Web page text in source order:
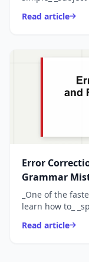
clauses...
Read article
Error
Grammar
_One of the
learn how to_
freq...
Read article